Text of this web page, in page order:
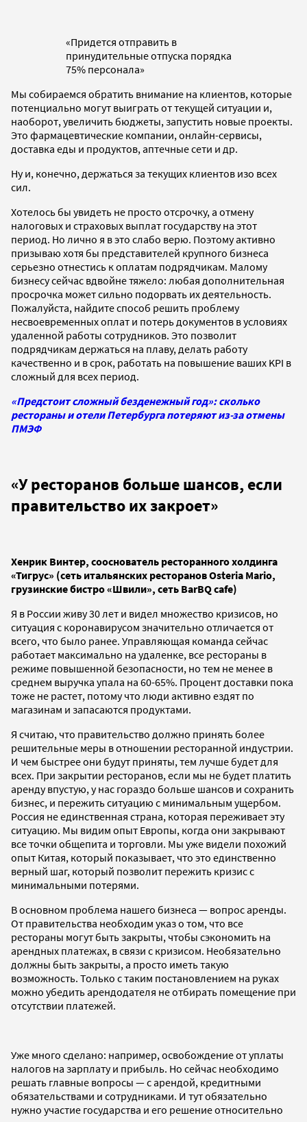
«Придется отправить в
принудительные отпуска порядка
75% персонала»
Мы собираемся обратить внимание на клиентов, которые
потенциально могут выиграть от текущей ситуации и,
наоборот, увеличить бюджеты, запустить новые проекты.
Это фармацевтические компании, онлайн-сервисы,
доставка еды и продуктов, аптечные сети и др.
Ну и, конечно, держаться за текущих клиентов изо всех
сил.
Хотелось бы увидеть не просто отсрочку, а отмену
налоговых и страховых выплат государству на этот
период. Но лично я в это слабо верю. Поэтому активно
призываю хотя бы представителей крупного бизнеса
серьезно отнестись к оплатам подрядчикам. Малому
бизнесу сейчас вдвойне тяжело: любая дополнительная
просрочка может сильно подорвать их деятельность.
Пожалуйста, найдите способ решить проблему
несвоевременных оплат и потерь документов в условиях
удаленной работы сотрудников. Это позволит
подрядчикам держаться на плаву, делать работу
качественно и в срок, работать на повышение ваших KPI в
сложный для всех период.
«Предстоит сложный безденежный год»: сколько
рестораны и отели Петербурга потеряют из-за отмены
ПМЭФ
«У ресторанов больше шансов, если
правительство их закроет»
Хенрик Винтер, сооснователь ресторанного холдинга
«Тигрус» (сеть итальянских ресторанов Osteria Mario,
грузинские бистро «Швили», сеть BarBQ cafe)
Я в России живу 30 лет и видел множество кризисов, но
ситуация с коронавирусом значительно отличается от
всего, что было ранее. Управляющая команда сейчас
работает максимально на удаленке, все рестораны в
режиме повышенной безопасности, но тем не менее в
среднем выручка упала на 60-65%. Процент доставки пока
тоже не растет, потому что люди активно ездят по
магазинам и запасаются продуктами.
Я считаю, что правительство должно принять более
решительные меры в отношении ресторанной индустрии.
И чем быстрее они будут приняты, тем лучше будет для
всех. При закрытии ресторанов, если мы не будет платить
аренду впустую, у нас гораздо больше шансов и сохранить
бизнес, и пережить ситуацию с минимальным ущербом.
Россия не единственная страна, которая переживает эту
ситуацию. Мы видим опыт Европы, когда они закрывают
все точки общепита и торговли. Мы уже видели похожий
опыт Китая, который показывает, что это единственно
верный шаг, который позволит пережить кризис с
минимальными потерями.
В основном проблема нашего бизнеса — вопрос аренды.
От правительства необходим указ о том, что все
рестораны могут быть закрыты, чтобы сэкономить на
арендных платежах, в связи с кризисом. Необязательно
должны быть закрыты, а просто иметь такую
возможность. Только с таким постановлением на руках
можно убедить арендодателя не отбирать помещение при
отсутствии платежей.
Уже много сделано: например, освобождение от уплаты
налогов на зарплату и прибыль. Но сейчас необходимо
решать главные вопросы — с арендой, кредитными
обязательствами и сотрудниками. И тут обязательно
нужно участие государства и его решение относительно